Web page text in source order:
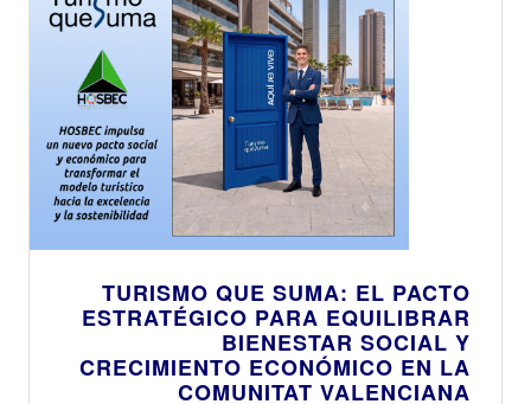
TURISMO QUE SUMA: EL PACTO
ESTRATÉGICO PARA EQUILIBRAR
BIENESTAR SOCIAL Y
CRECIMIENTO ECONÓMICO EN LA
COMUNITAT VALENCIANA